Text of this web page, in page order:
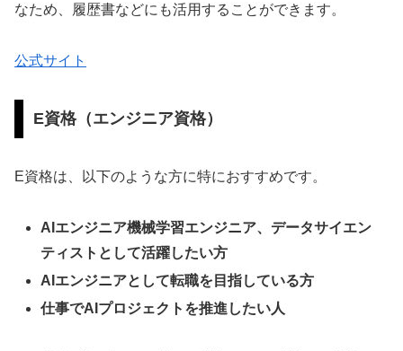
なため、履歴書などにも活用することができます。
公式サイト
E資格（エンジニア資格）
E資格は、以下のような方に特におすすめです。
AIエンジニア機械学習エンジニア、データサイエン
ティストとして活躍したい方
AIエンジニアとして転職を目指している方
仕事でAIプロジェクトを推進したい人